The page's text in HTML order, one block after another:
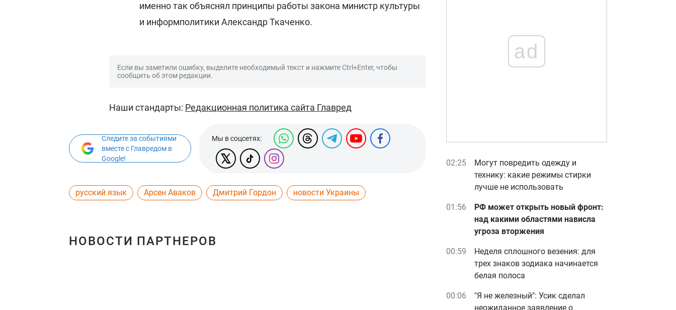
именно так объяснял принципы работы закона министр культуры
и информполитики Александр Ткаченко.
Если вы заметили ошибку, выделите необходимый текст и нажмите Ctrl+Enter, чтобы
сообщить об этом редакции.
Наши стандарты: Редакционная политика сайта Главред
Следите за событиями
вместе с Главредом в
Google!
Мы в соцсетях:
русский язык Арсен Аваков Дмитрий Гордон новости Украины
НОВОСТИ ПАРТНЕРОВ
ad
02:25
Могут повредить одежду и
технику: какие режимы стирки
лучше не использовать
01:56
РФ может открыть новый фронт:
над какими областями нависла
угроза вторжения
00:59
Неделя сплошного везения: для
трех знаков зодиака начинается
белая полоса
00:06
"Я не железный": Усик сделал
неожиданное заявление о